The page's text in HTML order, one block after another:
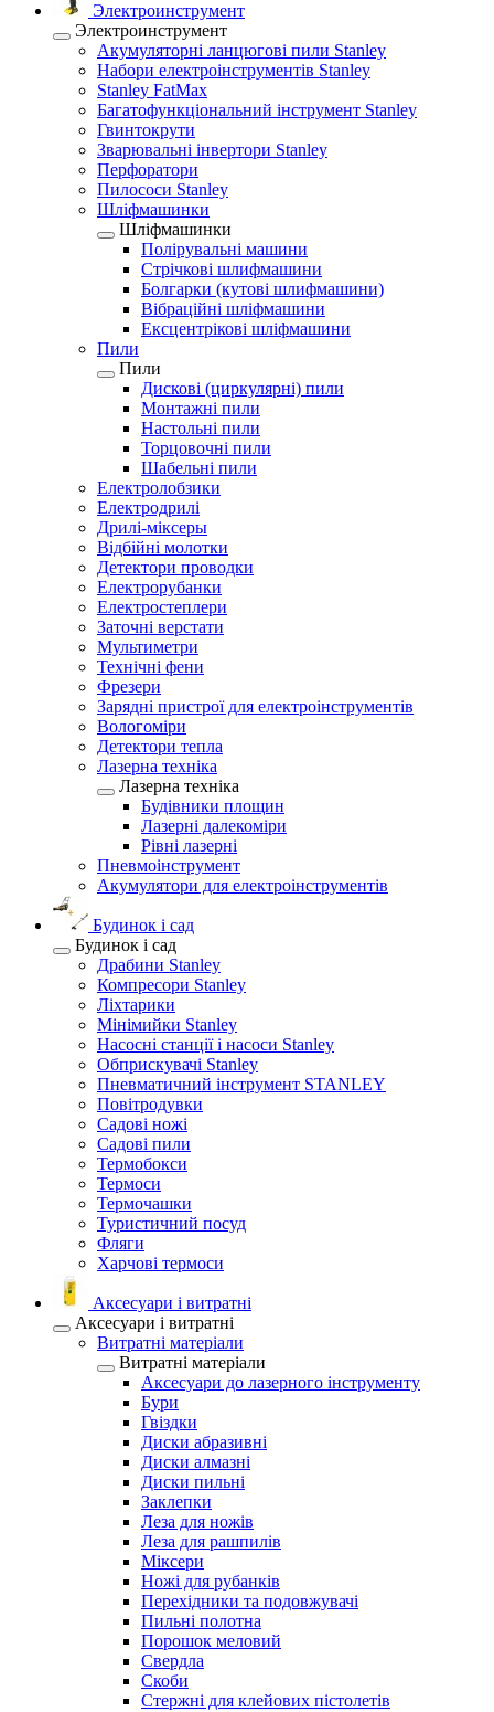
Электроинструмент
Электроинструмент
Акумуляторні ланцюгові пили Stanley
Набори електроінструментів Stanley
Stanley FatMax
Багатофункціональний інструмент Stanley
Гвинтокрути
Зварювальні інвертори Stanley
Перфоратори
Пилососи Stanley
Шліфмашинки
Шліфмашинки
Полірувальні машини
Стрічкові шлифмашини
Болгарки (кутові шлифмашини)
Вібраційні шліфмашини
Ексцентрікові шліфмашини
Пили
Пили
Дискові (циркулярні) пили
Монтажні пили
Настольні пили
Торцовочні пили
Шабельні пили
Електролобзики
Електродрилі
Дрилі-міксеры
Відбійні молотки
Детектори проводки
Електрорубанки
Електростеплери
Заточні верстати
Мультиметри
Технічні фени
Фрезери
Зарядні пристрої для електроінструментів
Вологоміри
Детектори тепла
Лазерна техніка
Лазерна техніка
Будівники площин
Лазерні далекоміри
Рівні лазерні
Пневмоінструмент
Акумулятори для електроінструментів
Будинок і сад
Будинок і сад
Драбини Stanley
Компресори Stanley
Ліхтарики
Мінімийки Stanley
Насосні станції і насоси Stanley
Обприскувачі Stanley
Пневматичний інструмент STANLEY
Повітродувки
Садові ножі
Садові пили
Термобокси
Термоси
Термочашки
Туристичний посуд
Фляги
Харчові термоси
Аксесуари і витратні
Аксесуари і витратні
Витратні матеріали
Витратні матеріали
Аксесуари до лазерного інструменту
Бури
Гвіздки
Диски абразивні
Диски алмазні
Диски пильні
Заклепки
Леза для ножів
Леза для рашпилів
Міксери
Ножі для рубанків
Перехідники та подовжувачі
Пильні полотна
Порошок меловий
Свердла
Скоби
Стержні для клейових пістолетів